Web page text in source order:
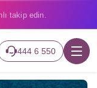
takip edin.
444 6 550